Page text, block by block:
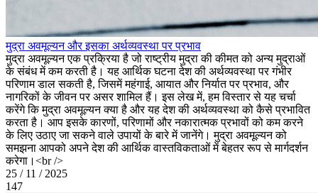
मुद्रा अवमूल्यन और इसका अर्थव्यवस्था पर प्रभाव
मुद्रा अवमूल्यन एक प्रक्रिया है जो राष्ट्रीय मुद्रा की कीमत को अन्य मुद्राओं
के संबंध में कम करती है। यह आर्थिक घटना देश की अर्थव्यवस्था पर गंभीर
परिणाम डाल सकती है, जिसमें महंगाई, आयात और निर्यात पर प्रभाव, और
नागरिकों के जीवन पर असर शामिल हैं। इस लेख में, हम विस्तार से यह चर्चा
करेंगे कि मुद्रा अवमूल्यन क्या है और यह देश की अर्थव्यवस्था को कैसे प्रभावित
करता है। आप इसके कारणों, परिणामों और नकारात्मक प्रभावों को कम करने
के लिए उठाए जा सकने वाले उपायों के बारे में जानेंगे। मुद्रा अवमूल्यन को
समझना आपको अपने देश की आर्थिक वास्तविकताओं में बेहतर रूप से मार्गदर्शन
करेगा।<br />
25 / 11 / 2025
147